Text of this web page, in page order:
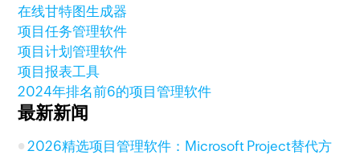
在线甘特图生成器
项目任务管理软件
项目计划管理软件
项目报表工具
2024年排名前6的项目管理软件
最新新闻
2026精选项目管理软件：Microsoft Project替代方